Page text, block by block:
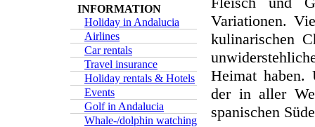
INFORMATION
Holiday in Andalucia
Airlines
Car rentals
Travel insurance
Holiday rentals & Hotels
Events
Golf in Andalucia
Whale-/dolphin watching
Variationen.
kulinarischen
Heimat haben.
der in aller
spanischen